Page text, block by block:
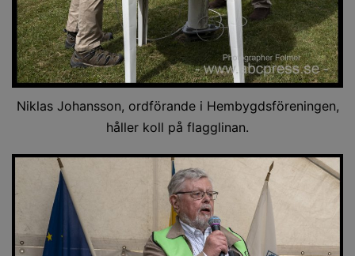
Niklas Johansson, ordförande i Hembygdsföreningen,
håller koll på flagglinan.